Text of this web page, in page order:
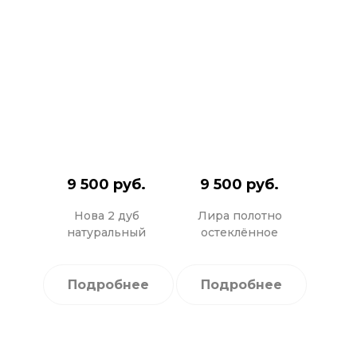
9 500 руб.
Нова 2 дуб
натуральный
Подробнее
9 500 руб.
Лира полотно
остеклённое
Подробнее